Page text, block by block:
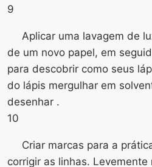
9
Aplicar uma lavagem de
de um novo papel, em
para descobrir como seus
do lápis mergulhar em
desenhar .
10
Criar marcas para a
corrigir as linhas.